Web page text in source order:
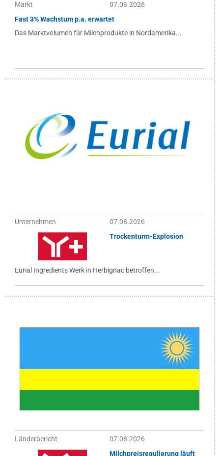
Markt
07.08.2026
Fast 3% Wachstum p.a. erwartet
Das Marktvolumen für Milchprodukte in Nordamerika...
Unternehmen
07.08.2026
Trockenturm-Explosion
Eurial Ingredients Werk in Herbignac betroffen...
Länderbericht
07.08.2026
Milchpreisregulierung läuft